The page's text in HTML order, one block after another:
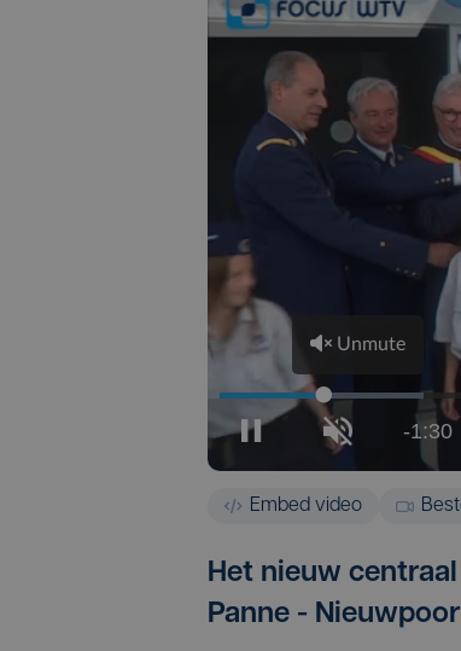
Embed video
Het nieuw
Panne -